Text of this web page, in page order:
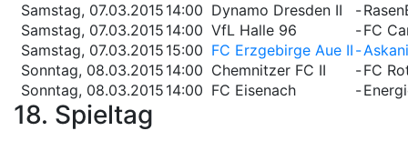
Samstag, 07.03.2015 14:00 Dynamo Dresden II -
Samstag, 07.03.2015 14:00 VfL Halle 96 -FC
Samstag, 07.03.2015 15:00 FC Erzgebirge Aue II -
Sonntag, 08.03.2015 14:00 Chemnitzer FC II -FC
Sonntag, 08.03.2015 14:00 FC Eisenach -
18. Spieltag